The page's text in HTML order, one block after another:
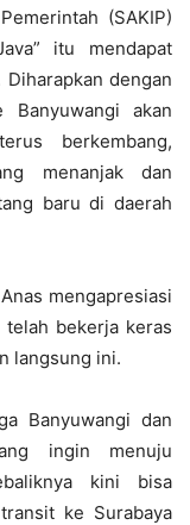
(SAKIP)
itu mendapat
dengan
Banyuwangi akan
berkembang,
menanjak dan
baru di daerah
mengapresiasi
telah bekerja keras
langsung ini.
Banyuwangi dan
ingin menuju
‎kini bisa
ke Surabaya